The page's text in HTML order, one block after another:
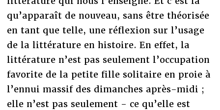
qu’apparaît de nouveau, sans être théorisée
en tant que telle, une réflexion sur l’usage
de la littérature en histoire. En effet, la
littérature n’est pas seulement l’occupation
favorite de la petite fille solitaire en proie à
l’ennui massif des dimanches après-midi ;
elle n’est pas seulement - ce qu’elle est